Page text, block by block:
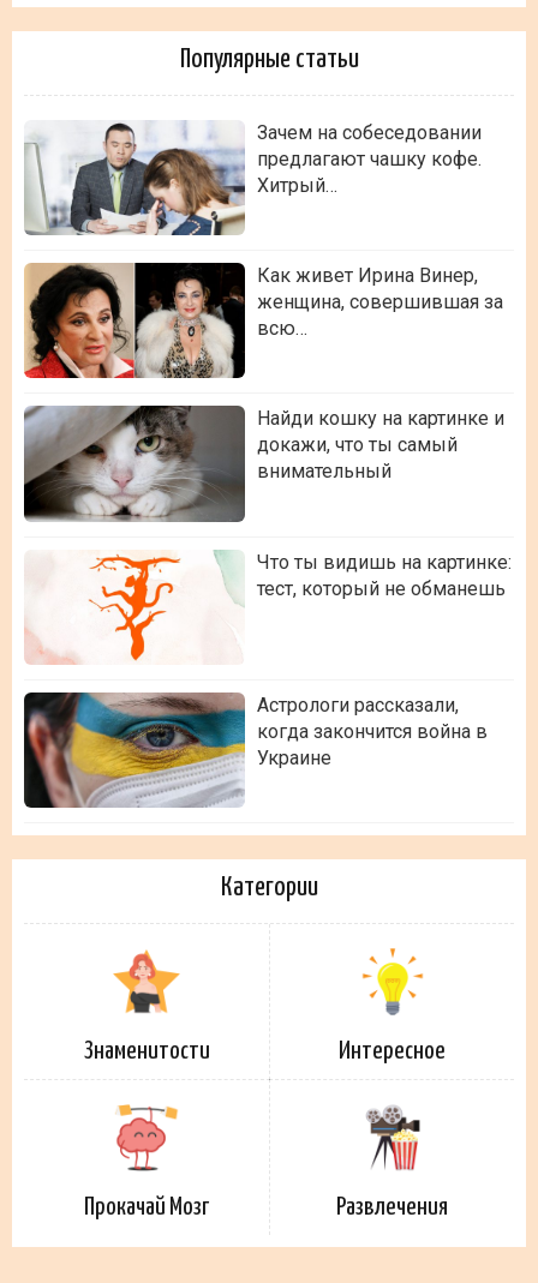
Популярные статьи
Зачем на собеседовании
предлагают чашку кофе.
Хитрый…
Как живет Ирина Винер,
женщина, совершившая за
всю…
Найди кошку на картинке и
докажи, что ты самый
внимательный
Что ты видишь на картинке:
тест, который не обманешь
Астрологи рассказали,
когда закончится война в
Украине
Категории
Знаменитости Интересное
Прокачай Мозг Развлечения